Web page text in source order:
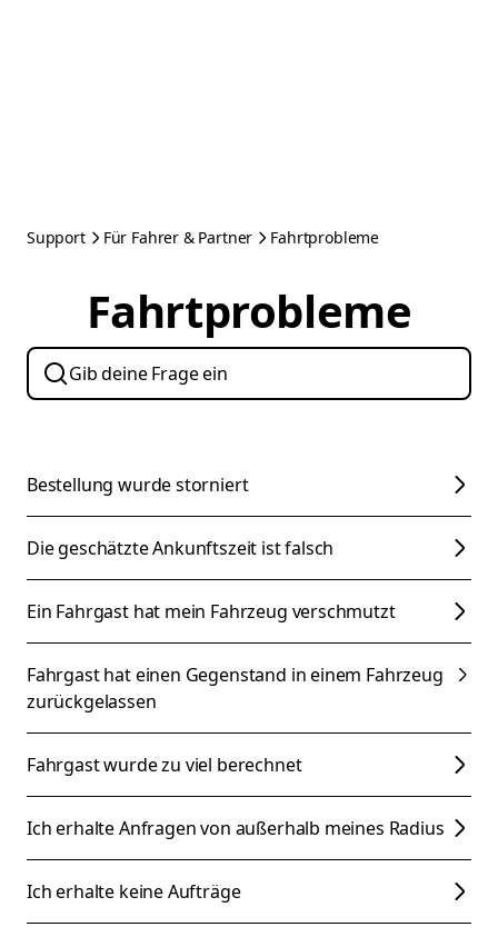
Support Für Fahrer & Partner Fahrtprobleme
Fahrtprobleme
Bestellung wurde storniert
Die geschätzte Ankunftszeit ist falsch
Ein Fahrgast hat mein Fahrzeug verschmutzt
Fahrgast hat einen Gegenstand in einem Fahrzeug
zurückgelassen
Fahrgast wurde zu viel berechnet
Ich erhalte Anfragen von außerhalb meines Radius
Ich erhalte keine Aufträge